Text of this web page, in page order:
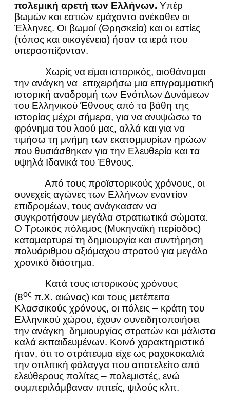
πολεμική αρετή των Ελλήνων. Υπέρ
βωμών και εστιών εμάχοντο ανέκαθεν οι
Έλληνες. Οι βωμοί (Θρησκεία) και οι εστίες
(τόπος και οικογένεια) ήσαν τα ιερά που
υπερασπίζονταν.
Χωρίς να είμαι ιστορικός, αισθάνομαι
την ανάγκη να επιχειρήσω μια επιγραμματική
ιστορική αναδρομή των Ενόπλων Δυνάμεων
του Ελληνικού Έθνους από τα βάθη της
ιστορίας μέχρι σήμερα, για να ανυψώσω το
φρόνημα του λαού μας, αλλά και για να
τιμήσω τη μνήμη των εκατομμυρίων ηρώων
που θυσιάσθηκαν για την Ελευθερία και τα
υψηλά Ιδανικά του Έθνους.
Από τους προϊστορικούς χρόνους, οι
συνεχείς αγώνες των Ελλήνων εναντίον
επιδρομέων, τους ανάγκασαν να
συγκροτήσουν μεγάλα στρατιωτικά σώματα.
Ο Τρωικός πόλεμος (Μυκηναϊκή περίοδος)
καταμαρτυρεί τη δημιουργία και συντήρηση
πολυάριθμου αξιόμαχου στρατού για μεγάλο
χρονικό διάστημα.
Κατά τους ιστορικούς χρόνους
(8ος π.Χ. αιώνας) και τους μετέπειτα
Κλασσικούς χρόνους, οι πόλεις – κράτη του
Ελληνικού χώρου, έχουν συνειδητοποιήσει
την ανάγκη δημιουργίας στρατών και μάλιστα
καλά εκπαιδευμένων. Κοινό χαρακτηριστικό
ήταν, ότι το στράτευμα είχε ως ραχοκοκαλιά
την οπλιτική φάλαγγα που αποτελείτο από
ελεύθερους πολίτες – πολεμιστές, ενώ
συμπεριλάμβαναν ιππείς, ψιλούς κλπ.